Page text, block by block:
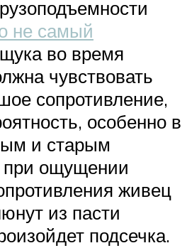
не самый
во время
чувствовать
сопротивление,
особенно в
и старым
ощущении
живец
из пасти
подсечка.